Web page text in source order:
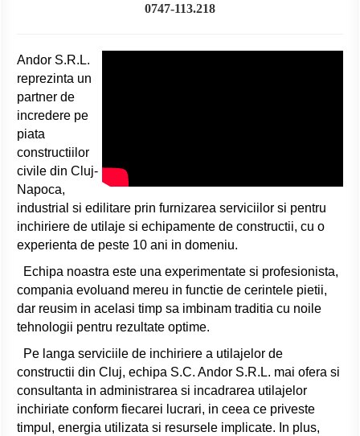
0747-113.218
Andor S.R.L.
reprezinta un
partner de
incredere pe
piata
constructiilor
civile din Cluj-
Napoca,
industrial si edilitare prin furnizarea serviciilor si pentru
inchiriere de utilaje si echipamente de constructii, cu o
experienta de peste 10 ani in domeniu.
Echipa noastra este una experimentate si profesionista,
compania evoluand mereu in functie de cerintele pietii,
dar reusim in acelasi timp sa imbinam traditia cu noile
tehnologii pentru rezultate optime.
Pe langa serviciile de inchiriere a utilajelor de
constructii din Cluj, echipa S.C. Andor S.R.L. mai ofera si
consultanta in administrarea si incadrarea utilajelor
inchiriate conform fiecarei lucrari, in ceea ce priveste
timpul, energia utilizata si resursele implicate. In plus,